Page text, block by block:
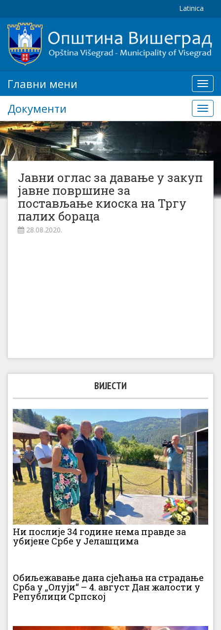
Latinica
мени
Главни мени
Документи
Јавни оглас за давање у закуп
јавне површине за
постављање киоска на Тргу
палих бораца
28.08.2020.
ВИЈЕСТИ
Ни послије 34 године нема правде за
убијене Србе у Јелашцима
Обиљежавање дана сјећања на страдање
Срба у „Олуји“ – 4. август Дан жалости у
Републици Српској